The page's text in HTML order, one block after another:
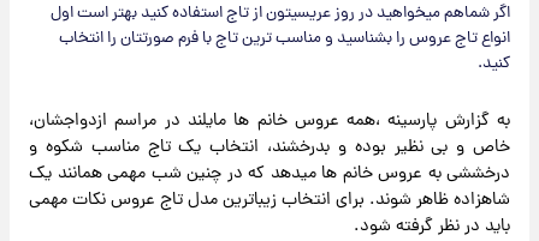
اگر شماهم میخواهید در روز عریسیتون از تاج استفاده کنید بهتر است اول
انواع تاج عروس را بشناسید و مناسب ترین تاج با فرم صورتتان را انتخاب
کنید.
به گزارش پارسینه ،همه عروس خانم ها مایلند در مراسم ازدواجشان،
خاص و بی نظیر بوده و بدرخشند، انتخاب یک تاج مناسب شکوه و
درخششی به عروس خانم ها میدهد که در چنین شب مهمی همانند یک
شاهزاده ظاهر شوند. برای انتخاب زیباترین مدل تاج عروس نکات مهمی
باید در نظر گرفته شود.